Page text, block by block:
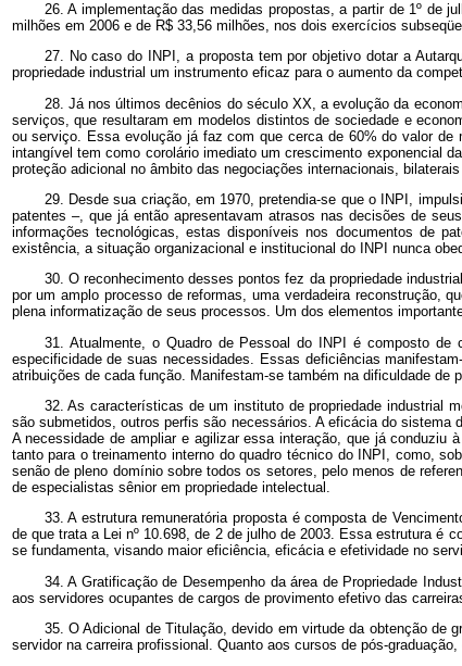
26. A implementação das medidas propostas, a partir de 1º de
milhões em 2006 e de R$ 33,56 milhões, nos dois exercícios
27. No caso do INPI, a proposta tem por objetivo dotar a
propriedade industrial um instrumento eficaz para o aumento da
28. Já nos últimos decênios do século XX, a evolução da
serviços, que resultaram em modelos distintos de sociedade e
ou serviço. Essa evolução já faz com que cerca de 60% do valor
intangível tem como corolário imediato um crescimento exponencial
proteção adicional no âmbito das negociações internacionais,
29. Desde sua criação, em 1970, pretendia-se que o INPI,
patentes –, que já então apresentavam atrasos nas decisões de
informações tecnológicas, estas disponíveis nos documentos de
existência, a situação organizacional e institucional do INPI nunca
30. O reconhecimento desses pontos fez da propriedade
por um amplo processo de reformas, uma verdadeira reconstrução,
plena informatização de seus processos. Um dos elementos
31. Atualmente, o Quadro de Pessoal do INPI é composto
especificidade de suas necessidades. Essas deficiências
atribuições de cada função. Manifestam-se também na dificuldade de
32. As características de um instituto de propriedade industrial
são submetidos, outros perfis são necessários. A eficácia do sistema
A necessidade de ampliar e agilizar essa interação, que já conduziu
tanto para o treinamento interno do quadro técnico do INPI, como,
senão de pleno domínio sobre todos os setores, pelo menos de
de especialistas sênior em propriedade intelectual.
33. A estrutura remuneratória proposta é composta de
de que trata a Lei nº 10.698, de 2 de julho de 2003. Essa estrutura é
se fundamenta, visando maior eficiência, eficácia e efetividade no
34. A Gratificação de Desempenho da área de Propriedade
aos servidores ocupantes de cargos de provimento efetivo das
35. O Adicional de Titulação, devido em virtude da obtenção de
servidor na carreira profissional. Quanto aos cursos de pós-